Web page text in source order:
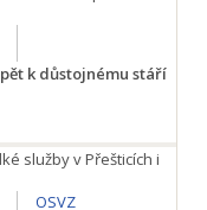
k důstojnému stáří
služby v Přešticích i
OSVZ